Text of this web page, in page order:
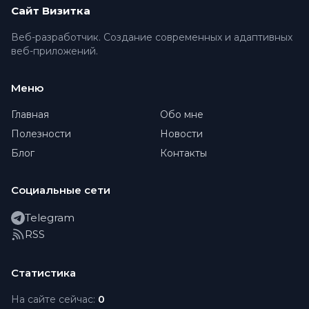
Сайт Визитка
Веб-разработчик. Создание современных и адаптивных
веб-приложений.
Меню
Главная
Обо мне
Полезности
Новости
Блог
Контакты
Социальные сети
Telegram
RSS
Статистика
На сайте сейчас: 0